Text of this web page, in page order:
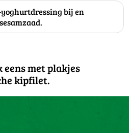
bij en
met plakjes
kipfilet.